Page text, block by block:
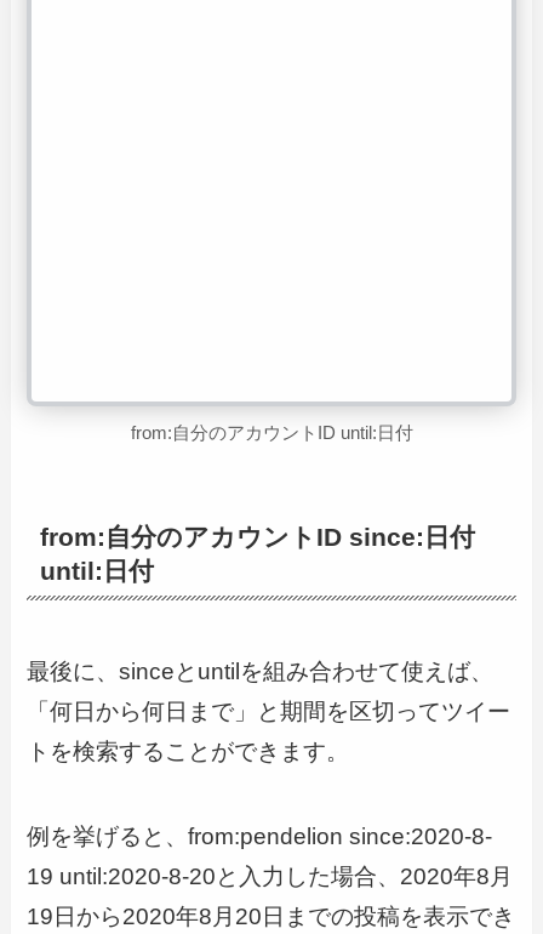
from:自分のアカウントID until:日付
from:自分のアカウントID since:日付
until:日付
最後に、sinceとuntilを組み合わせて使えば、
「何日から何日まで」と期間を区切ってツイー
トを検索することができます。
例を挙げると、from:pendelion since:2020-8-
19 until:2020-8-20と入力した場合、2020年8月
19日から2020年8月20日までの投稿を表示でき